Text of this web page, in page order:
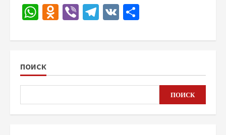
WhatsApp
Odnoklassniki
ViberTelegram
VK
ПОИСК
ПОИСК